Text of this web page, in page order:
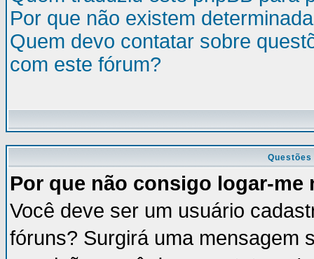
Por que não existem
Quem devo contatar sobre
com este fórum?
Por que não consigo logar-me
Você deve ser um usuário
fóruns? Surgirá uma mensagem